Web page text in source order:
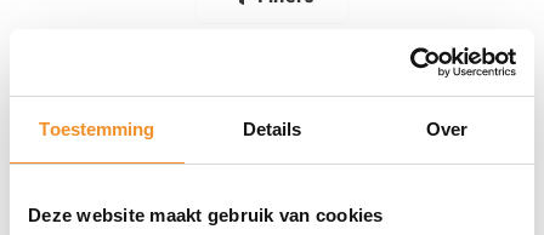
Toestemming Details Over
Deze website maakt gebruik van cookies
Nieuw